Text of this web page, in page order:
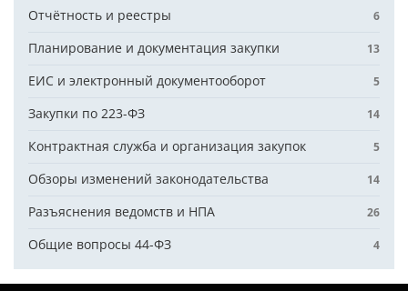
Отчётность и реестры 6
Планирование и документация закупки 13
ЕИС и электронный документооборот 5
Закупки по 223-ФЗ 14
Контрактная служба и организация закупок 5
Обзоры изменений законодательства 14
Разъяснения ведомств и НПА 26
Общие вопросы 44-ФЗ 4